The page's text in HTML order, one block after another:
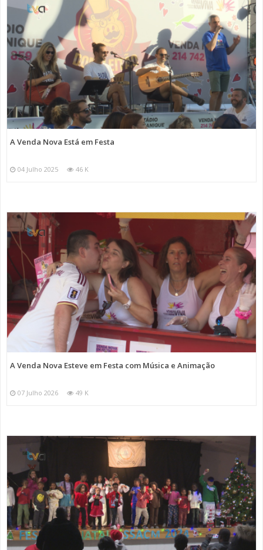
A Venda Nova Está em Festa
04 Julho 2025 46 K
A Venda Nova Esteve em Festa com Música e Animação
07 Julho 2026 49 K